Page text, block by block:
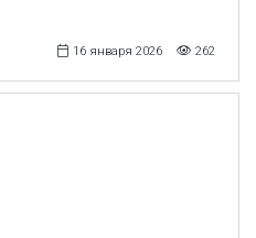
16 января 2026 262